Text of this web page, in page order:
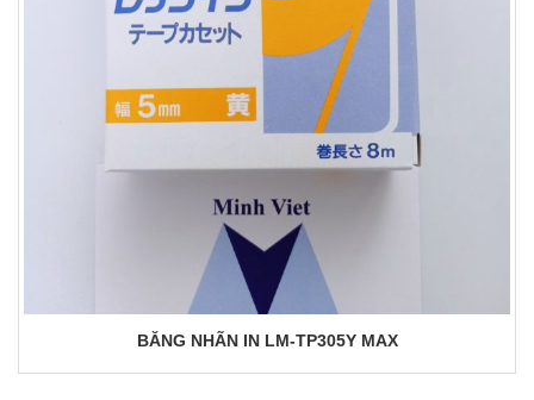
BĂNG NHÃN IN LM-TP305Y MAX